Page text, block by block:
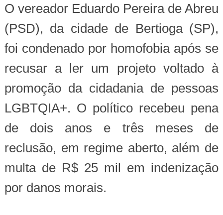
O vereador Eduardo Pereira de Abreu
(PSD), da cidade de Bertioga (SP),
foi condenado por homofobia após se
recusar a ler um projeto voltado à
promoção da cidadania de pessoas
LGBTQIA+. O político recebeu pena
de dois anos e três meses de
reclusão, em regime aberto, além de
multa de R$ 25 mil em indenização
por danos morais.